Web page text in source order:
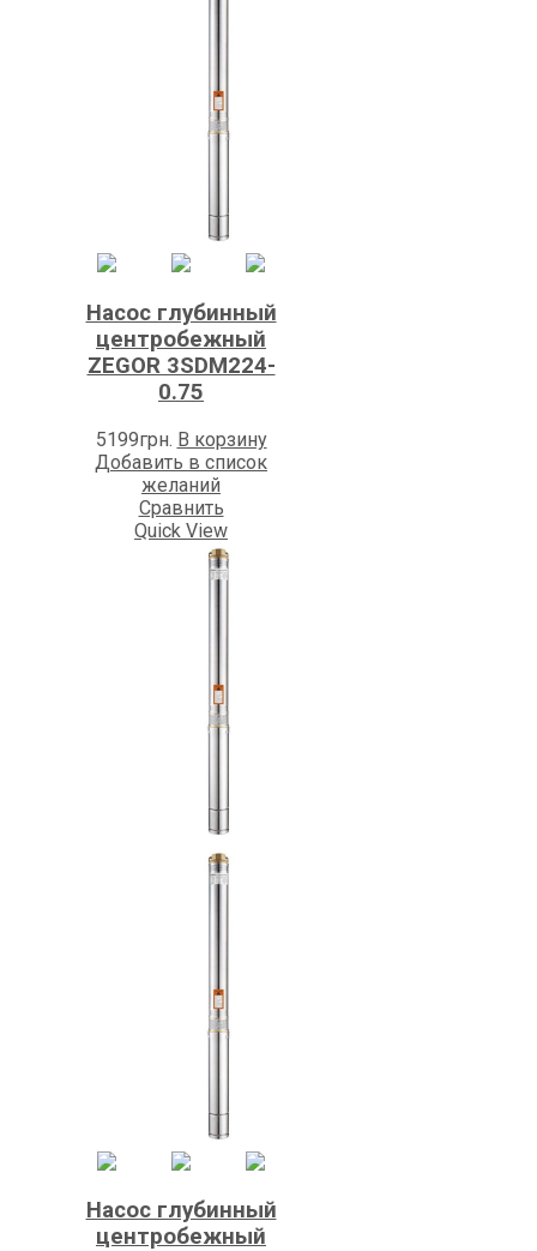
Насос глубинный
центробежный
ZEGOR 3SDM224-
0.75
5199грн. В корзину
Добавить в список
желаний
Сравнить
Quick View
Насос глубинный
центробежный